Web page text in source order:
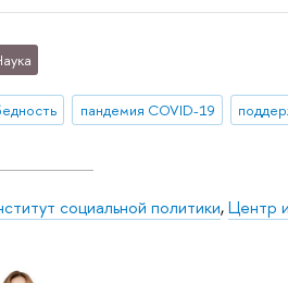
пандемия COVID-19
социальной политики,Центр